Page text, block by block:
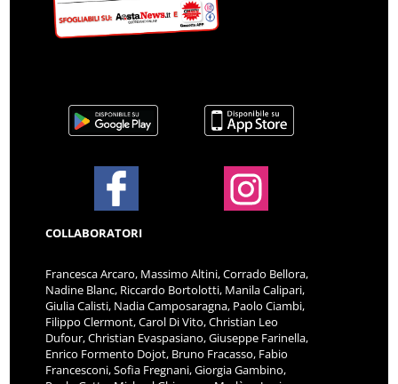
COLLABORATORI
Francesca Arcaro, Massimo Altini, Corrado Bellora,
Nadine Blanc, Riccardo Bortolotti, Manila Calipari,
Giulia Calisti, Nadia Camposaragna, Paolo Ciambi,
Filippo Clermont, Carol Di Vito, Christian Leo
Dufour, Christian Evaspasiano, Giuseppe Farinella,
Enrico Formento Dojot, Bruno Fracasso, Fabio
Francesconi, Sofia Fregnani, Giorgia Gambino,